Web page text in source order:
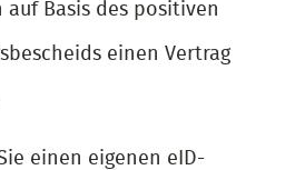
auf Basis des positiven
einen Vertrag
einen eigenen eID-